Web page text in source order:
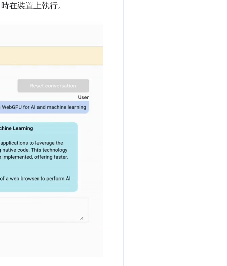
在裝置上執行。